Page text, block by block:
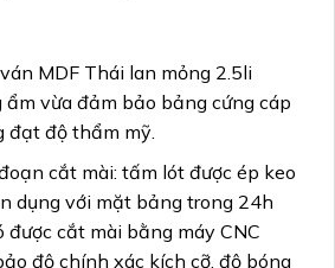
MDF Thái lan mỏng 2.5li
ẩm vừa đảm bảo bảng cứng cáp
đạt độ thẩm mỹ.
cắt mài: tấm lót được ép keo
dụng với mặt bảng trong 24h
được cắt mài bằng máy CNC
độ chính xác kích cỡ, độ bóng